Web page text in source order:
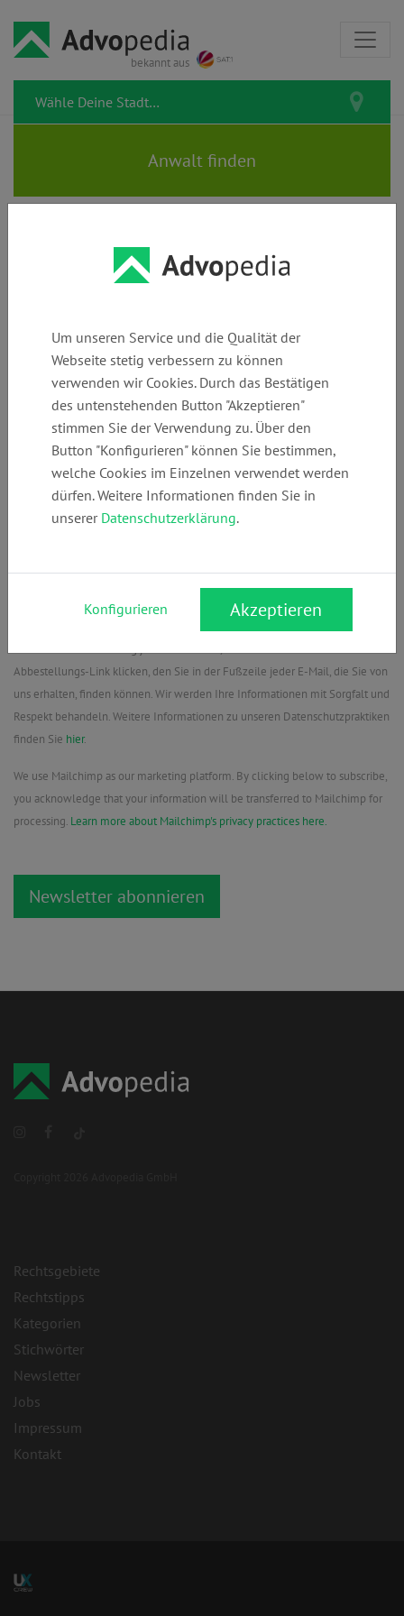
bekannt aus
Newsletter
E-Mail Adresse
Erlaubnis zum Marketing
Advopedia wird die Informationen, die Sie in diesem Formular angeben,
dazu verwenden, mit Ihnen in Kontakt zu bleiben und Ihnen Updates und
Ich möchte E-Mails erhalten
Abbestellungs-Link klicken, den Sie in der Fußzeile jeder E-Mail, die Sie von
uns erhalten, finden können. Wir werden Ihre Informationen mit Sorgfalt und
Respekt behandeln. Weitere Informationen zu unseren Datenschutzpraktiken
finden Sie hier.
We use Mailchimp as our marketing platform. By clicking below to subscribe,
you acknowledge that your information will be transferred to Mailchimp for
processing. Learn more about Mailchimp's privacy practices here.
Rechtsgebiete
Rechtstipps
Kategorien
Stichwörter
Newsletter
Jobs
Impressum
Kontakt
Um unseren Service und die Qualität der
Webseite stetig verbessern zu können
verwenden wir Cookies. Durch das Bestätigen
des untenstehenden Button "Akzeptieren"
stimmen Sie der Verwendung zu. Über den
Button "Konfigurieren" können Sie bestimmen,
welche Cookies im Einzelnen verwendet werden
dürfen. Weitere Informationen finden Sie in
unserer Datenschutzerklärung.
Konfigurieren Akzeptieren